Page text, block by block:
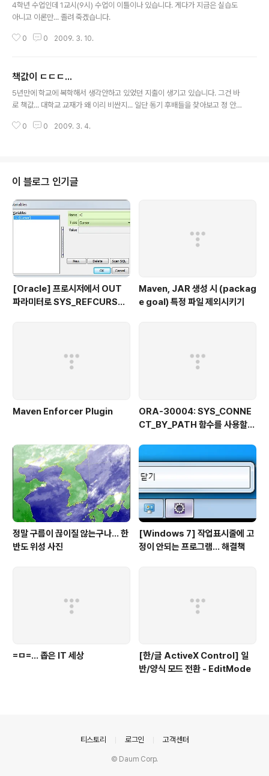
4학년 수업인데 1교시(9시) 수업이 이틀이나 있습니다. 게다가 지금은 실습도
아니고 이론만... 졸려 죽겠습니다.
0 0 2009. 3. 10.
책값이 ㄷㄷㄷ...
5년만에 학교에 복학해서 생각안하고 있었던 지출이 생기고 있습니다. 그건 바
로 책값... 대학교 교재가 왜 이리 비싼지... 일단 동기 후배들을 찾아보고 정 안되
0 0 2009. 3. 4.
이 블로그 인기글
[Oracle] 프로시저에서 OUT
파라미터로 SYS_REFCURSO
Maven, JAR 생성 시 (packag
e goal) 특정 파일 제외시키기
Maven Enforcer Plugin
ORA-30004: SYS_CONNE
CT_BY_PATH 함수를 사용할
할 수 없습니다
정말 구름이 끊이질 않는구나... 한
반도 위성 사진
[Windows 7] 작업표시줄에 고
정이 안되는 프로그램... 해결책
=ㅁ=... 좁은 IT 세상
[한/글 ActiveX Control] 일
반/양식 모드 전환 - EditMode
티스토리 로그인 고객센터
© Daum Corp.